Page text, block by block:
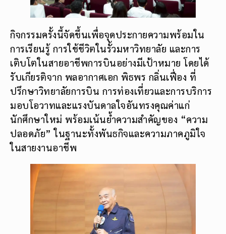
กิจกรรมครั้งนี้จัดขึ้นเพื่อจุดประกายความพร้อมใน
การเรียนรู้ การใช้ชีวิตในรั้วมหาวิทยาลัย และการ
เติบโตในสายอาชีพการบินอย่างมีเป้าหมาย โดยได้
รับเกียรติจาก พลอากาศเอก พิธพร กลิ่นเฟื่อง ที่
ปรึกษาวิทยาลัยการบิน การท่องเที่ยวและการบริการ
มอบโอวาทและแรงบันดาลใจอันทรงคุณค่าแก่
นักศึกษาใหม่ พร้อมเน้นย้ำความสำคัญของ “ความ
ปลอดภัย” ในฐานะทั้งพันธกิจและความภาคภูมิใจ
ในสายงานอาชีพ